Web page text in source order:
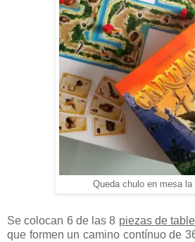
Queda chulo en mesa la
Se colocan 6 de las 8 piezas de
que formen un camino contínuo de